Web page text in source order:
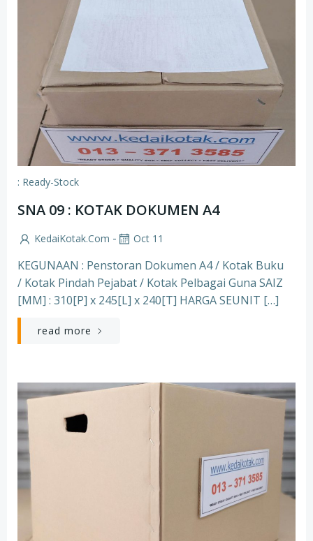
: Ready-Stock
SNA 09 : KOTAK DOKUMEN A4
KedaiKotak.com - Oct 11
KEGUNAAN : Penstoran Dokumen A4 / Kotak Buku
/ Kotak Pindah Pejabat / Kotak Pelbagai Guna SAIZ
[MM] : 310[P] x 245[L] x 240[T] HARGA SEUNIT […]
read more